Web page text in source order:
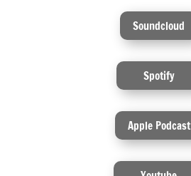
Soundcloud
Spotify
Apple Podcast